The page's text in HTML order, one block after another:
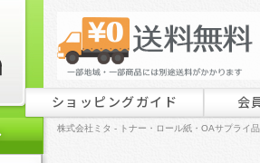
ショッピングガイド 会
株式会社ミタ - トナー・ロール紙・OAサプライ